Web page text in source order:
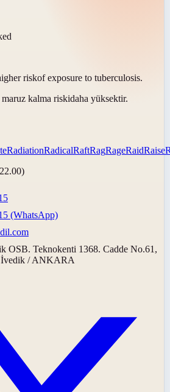
riskof exposure to tuberculosis.
kalma riskidaha yüksektir.
RadiationRadicalRaftRagRageRaidRaise
(WhatsApp)
OSB. Teknokenti 1368. Cadde No.61,
/ ANKARA